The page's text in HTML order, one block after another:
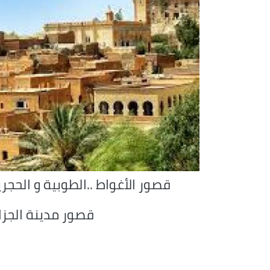
قصور الأغواط ..الطوبية و
قصور مدينة